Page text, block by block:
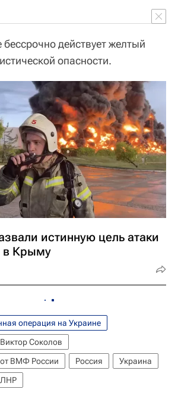
действует желтый
опасности.
истинную цель атаки
в Крыму
операция на Украине
Виктор Соколов
ВМФ России
Россия
Украина
ЛНР